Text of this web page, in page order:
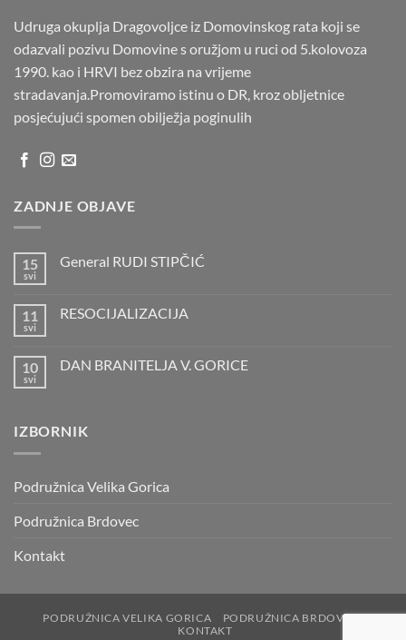
Udruga okuplja Dragovoljce iz Domovinskog rata koji se
odazvali pozivu Domovine s oružjom u ruci od 5.kolovoza
1990. kao i HRVI bez obzira na vrijeme
stradavanja.Promoviramo istinu o DR, kroz obljetnice
posjećujući spomen obilježja poginulih
ZADNJE OBJAVE
15
svi
General RUDI STIPČIĆ
General
11
svi
RESOCIJALIZACIJA
RESOCIJALIZACIJA
10
svi
DAN BRANITELJA V. GORICE
BRANITELJA
IZBORNIK
Podružnica Velika Gorica
Podružnica Brdovec
Kontakt
PODRUŽNICA VELIKA GORICA
PODRUŽNICA BRDOVEC
KONTAKT